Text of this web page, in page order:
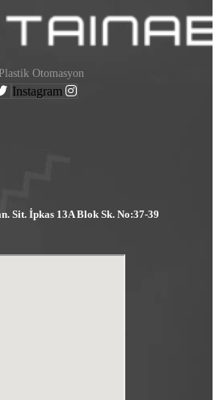
Otomasyon
Instagram
Sit. İpkas 13A Blok Sk. No:37-39